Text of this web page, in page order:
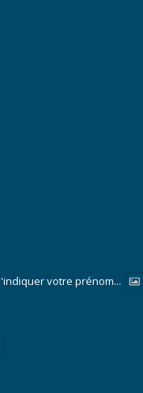
votre prénom...